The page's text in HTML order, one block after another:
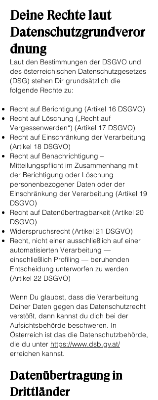
Deine Rechte laut
Datenschutzgrundveror
dnung
Laut den Bestimmungen der DSGVO und
des österreichischen Datenschutzgesetzes
(DSG) stehen Dir grundsätzlich die
folgende Rechte zu:
Recht auf Berichtigung (Artikel 16 DSGVO)
Recht auf Löschung („Recht auf
Vergessenwerden“) (Artikel 17 DSGVO)
Recht auf Einschränkung der Verarbeitung
(Artikel 18 DSGVO)
Recht auf Benachrichtigung –
Mitteilungspflicht im Zusammenhang mit
der Berichtigung oder Löschung
personenbezogener Daten oder der
Einschränkung der Verarbeitung (Artikel 19
DSGVO)
Recht auf Datenübertragbarkeit (Artikel 20
DSGVO)
Widerspruchsrecht (Artikel 21 DSGVO)
Recht, nicht einer ausschließlich auf einer
automatisierten Verarbeitung —
einschließlich Profiling — beruhenden
Entscheidung unterworfen zu werden
(Artikel 22 DSGVO)
Wenn Du glaubst, dass die Verarbeitung
Deiner Daten gegen das Datenschutzrecht
verstößt, dann kannst du dich bei der
Aufsichtsbehörde beschweren. In
Österreich ist das die Datenschutzbehörde,
die du unter https://www.dsb.gv.at/
erreichen kannst.
Datenübertragung in
Drittländer